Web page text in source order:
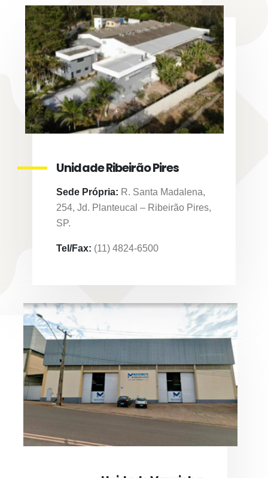
Unidade Ribeirão Pires
Sede Própria: R. Santa Madalena,
254, Jd. Planteucal – Ribeirão Pires,
SP.
Tel/Fax: (11) 4824-6500